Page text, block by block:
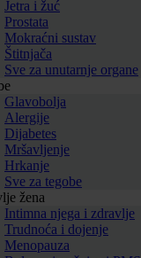
Jetra i žuć
Prostata
Mokraćni sustav
Štitnjača
Sve za unutarnje organe
Glavobolja
Alergije
Dijabetes
Mršavljenje
Hrkanje
Sve za tegobe
žena
Intimna njega i zdravlje
Trudnoća i dojenje
Menopauza